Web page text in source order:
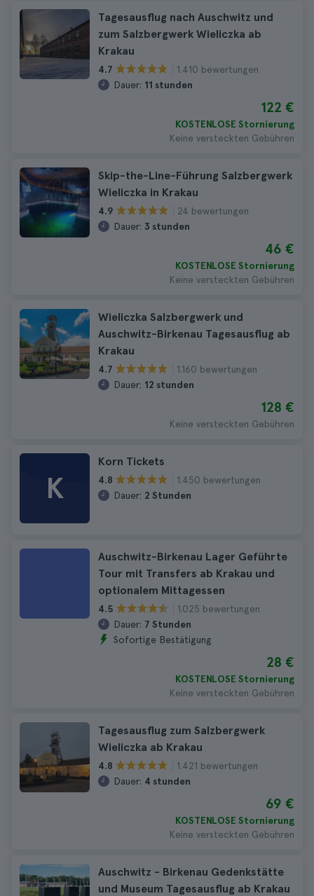
Tagesausflug nach Auschwitz und
zum Salzbergwerk Wieliczka ab
Krakau
4.7
1.410 bewertungen
Dauer: 11 stunden
122 €
KOSTENLOSE Stornierung
Keine versteckten Gebühren
Skip-the-Line-Führung Salzbergwerk
Wieliczka in Krakau
4.9
24 bewertungen
Dauer: 3 stunden
46 €
KOSTENLOSE Stornierung
Keine versteckten Gebühren
Wieliczka Salzbergwerk und
Auschwitz-Birkenau Tagesausflug ab
Krakau
4.7
1.160 bewertungen
Dauer: 12 stunden
128 €
Keine versteckten Gebühren
K
Korn Tickets
4.8
1.450 bewertungen
Dauer: 2 Stunden
Auschwitz-Birkenau Lager Geführte
Tour mit Transfers ab Krakau und
optionalem Mittagessen
4.5
1.025 bewertungen
Dauer: 7 Stunden
Sofortige Bestätigung
28 €
KOSTENLOSE Stornierung
Keine versteckten Gebühren
Tagesausflug zum Salzbergwerk
Wieliczka ab Krakau
4.8
1.421 bewertungen
Dauer: 4 stunden
69 €
KOSTENLOSE Stornierung
Keine versteckten Gebühren
Auschwitz - Birkenau Gedenkstätte
und Museum Tagesausflug ab Krakau